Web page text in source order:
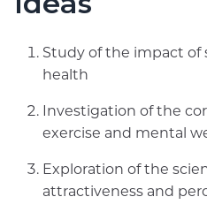
Study of the impact of
health
Investigation of the
exercise and mental
Exploration of the
attractiveness and